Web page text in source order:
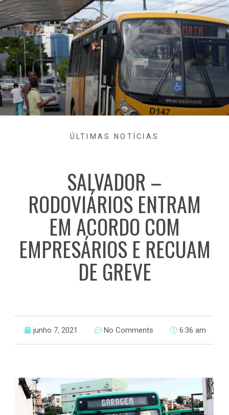
ÚLTIMAS NOTÍCIAS
SALVADOR –
RODOVIÁRIOS ENTRAM
EM ACORDO COM
EMPRESÁRIOS E RECUAM
DE GREVE
junho 7, 2021 No Comments 6:36 am